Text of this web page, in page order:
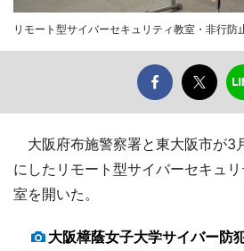
リモート型サイバーセキュリティ教室・非行防
大阪府布施警察署と東大阪市が3
にしたリモート型サイバーセキュ
室を開いた。
大阪樟蔭女子大学サイバー防